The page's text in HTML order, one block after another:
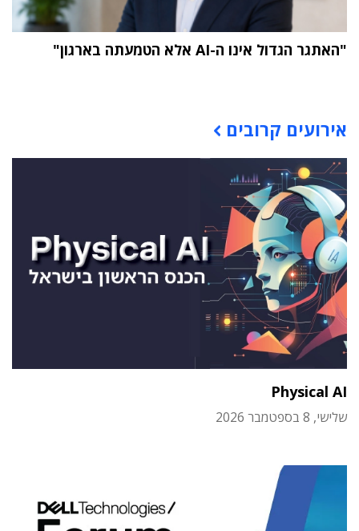
"האתגר הגדול אינו ה-AI אלא הטמעתה בארגון"
אירועים קרובים
Physical AI
שלישי, 8 בספטמבר 2026